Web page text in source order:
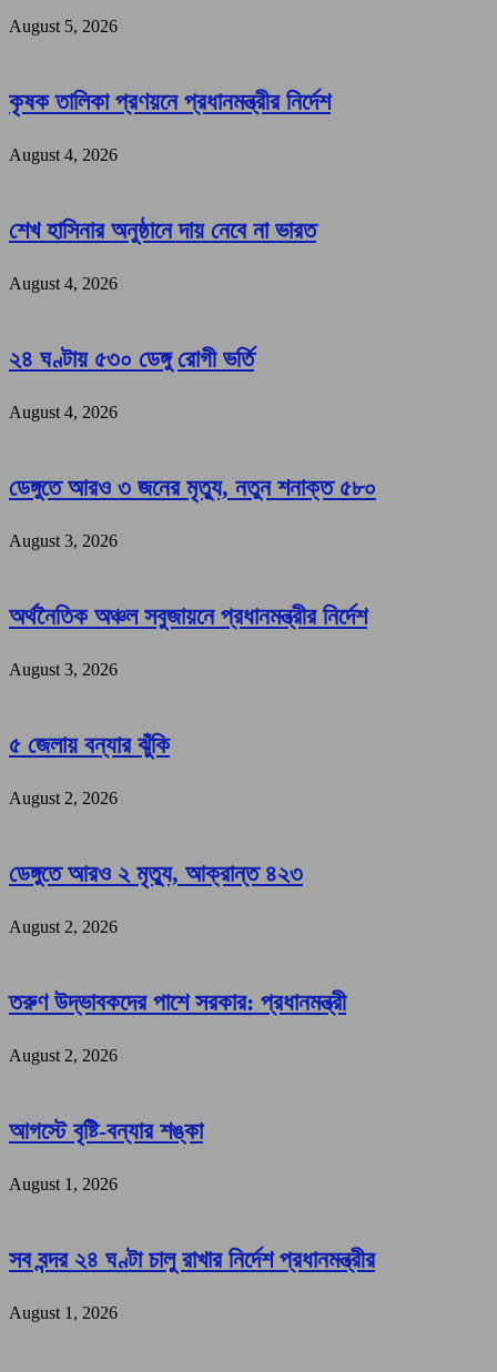
August 5, 2026
কৃষক তালিকা প্রণয়নে প্রধানমন্ত্রীর নির্দেশ
August 4, 2026
শেখ হাসিনার অনুষ্ঠানে দায় নেবে না ভারত
August 4, 2026
২৪ ঘণ্টায় ৫৩০ ডেঙ্গু রোগী ভর্তি
August 4, 2026
ডেঙ্গুতে আরও ৩ জনের মৃত্যু, নতুন শনাক্ত ৫৮০
August 3, 2026
অর্থনৈতিক অঞ্চল সবুজায়নে প্রধানমন্ত্রীর নির্দেশ
August 3, 2026
৫ জেলায় বন্যার ঝুঁকি
August 2, 2026
ডেঙ্গুতে আরও ২ মৃত্যু, আক্রান্ত ৪২৩
August 2, 2026
তরুণ উদ্ভাবকদের পাশে সরকার: প্রধানমন্ত্রী
August 2, 2026
আগস্টে বৃষ্টি-বন্যার শঙ্কা
August 1, 2026
সব বন্দর ২৪ ঘণ্টা চালু রাখার নির্দেশ প্রধানমন্ত্রীর
August 1, 2026